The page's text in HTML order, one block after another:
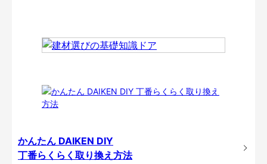
かんたん DAIKEN DIY
丁番らくらく取り換え方法